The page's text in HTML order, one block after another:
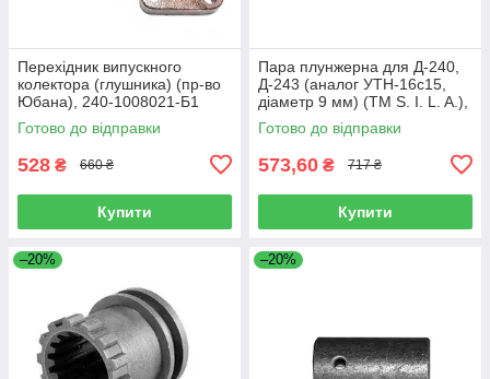
Перехідник випускного
колектора (глушника) (пр-во
Юбана), 240-1008021-Б1
Готово до відправки
528 ₴ 660 ₴
Купити
Пара плунжерна для Д-240,
Д-243 (аналог УТН-16с15,
діаметр 9 мм) (TM S. I. L. A.),
Н01.1111150
Готово до відправки
573,60 ₴ 717 ₴
Купити
–20% –20%